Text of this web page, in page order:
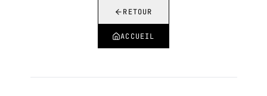
RETOUR
ACCUEIL